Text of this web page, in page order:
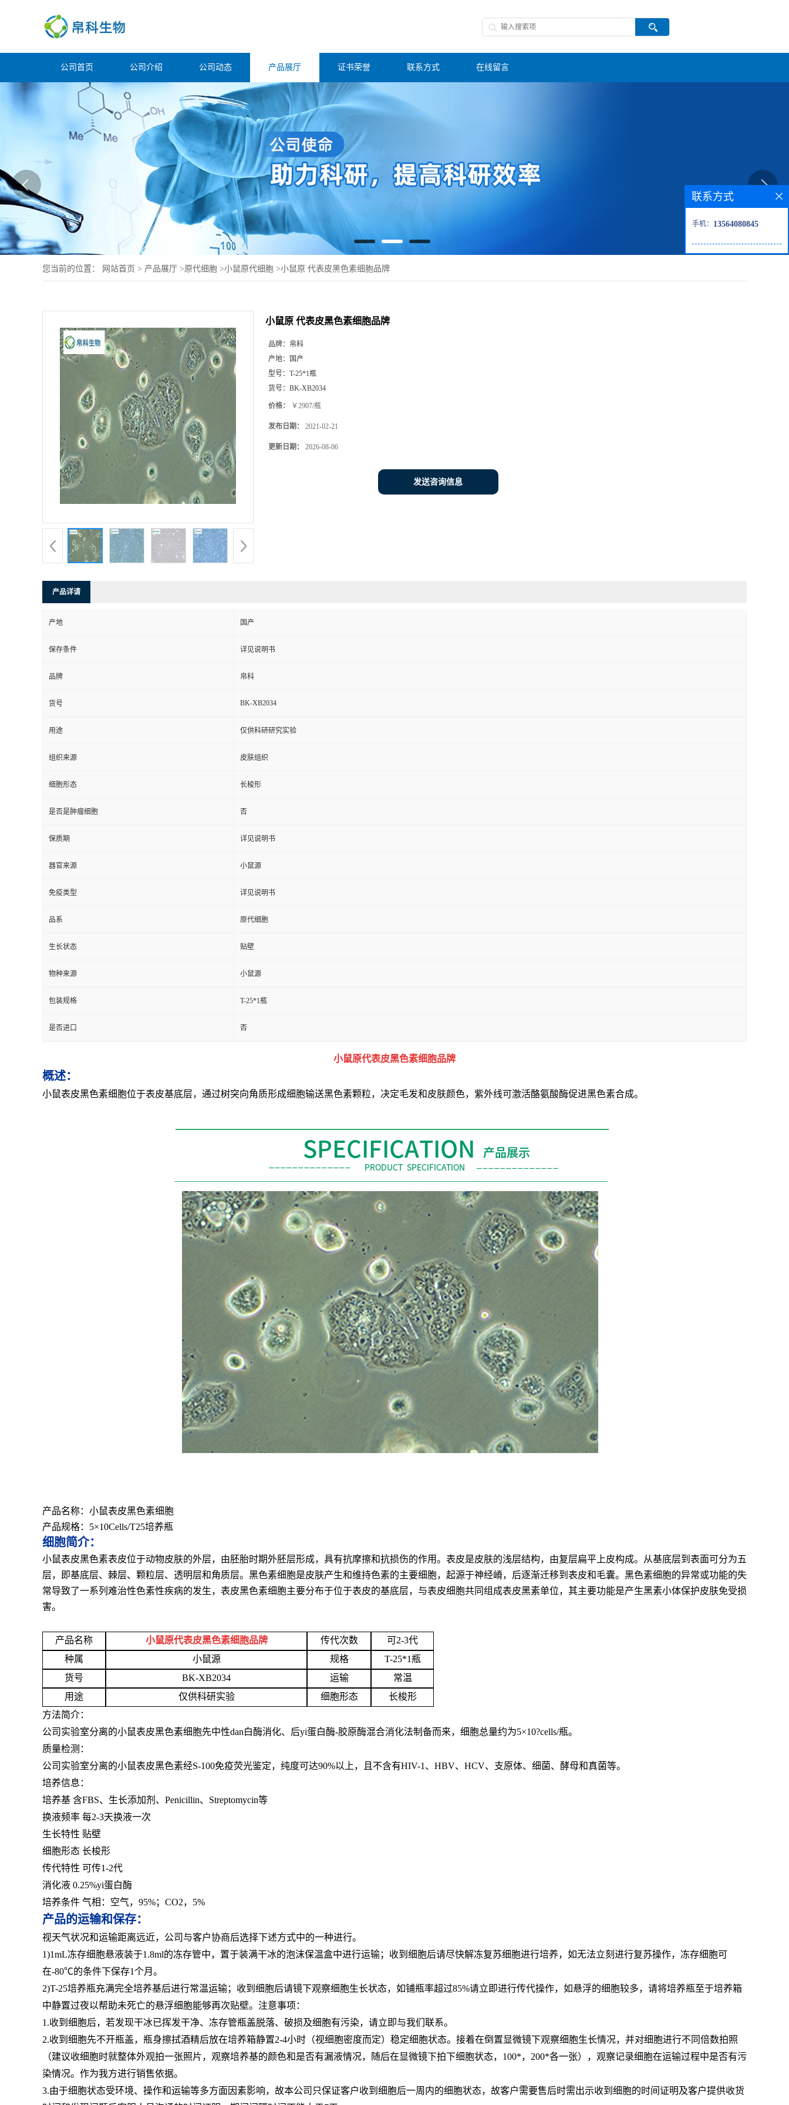
公司首页 公司介绍 公司动态 产品展厅 证书荣誉 联系方式 在线留言
您当前的位置： 网站首页 > 产品展厅 >原代细胞 >小鼠原代细胞 >小鼠原 代表皮黑色素细胞品牌
小鼠原 代表皮黑色素细胞品牌
品牌： 帛科
产地：
国产
型号： T-25*1瓶
货号： BK-XB2034
价格： ￥2907/瓶
发布日期： 2021-02-21
更新日期： 2026-08-06
发送咨询信息
产品详请
产地 国产
保存条件 详见说明书
品牌 帛科
货号 BK-XB2034
用途 仅供科研研究实验
组织来源 皮肤组织
细胞形态 长梭形
是否是肿瘤细胞 否
保质期 详见说明书
器官来源 小鼠源
免疫类型 详见说明书
品系 原代细胞
生长状态 贴壁
物种来源 小鼠源
包装规格 T-25*1瓶
是否进口 否
小鼠原代表皮黑色素细胞品牌
概述：
小鼠表皮黑色素细胞位于表皮基底层，通过树突向角质形成细胞输送黑色素颗粒，决定毛发和皮肤颜色，紫外线可激活酪氨酸酶促进黑色素合成。
产品名称：小鼠表皮黑色素细胞
产品规格：5×10Cells/T25培养瓶
细胞简介：
小鼠表皮黑色素表皮位于动物皮肤的外层，由胚胎时期外胚层形成，具有抗摩擦和抗损伤的作用。表皮是皮肤的浅层结构，由复层扁平上皮构成。从基底层到表面可分为五
层，即基底层、棘层、颗粒层、透明层和角质层。黑色素细胞是皮肤产生和维持色素的主要细胞，起源于神经嵴，后逐渐迁移到表皮和毛囊。黑色素细胞的异常或功能的失
常导致了一系列难治性色素性疾病的发生，表皮黑色素细胞主要分布于位于表皮的基底层，与表皮细胞共同组成表皮黑素单位，其主要功能是产生黑素小体保护皮肤免受损
害。
产品名称 小鼠原代表皮黑色素细胞品牌 传代次数
可2-3代
种属
小鼠源 规格
T-25*1瓶
货号
BK-XB2034 运输
常温
用途
仅供科研实验 细胞形态
长梭形
方法简介：
公司实验室分离的小鼠表皮黑色素细胞先中性dan白酶消化、后yi蛋白酶-胶原酶混合消化法制备而来，细胞总量约为5×10?cells/瓶。
质量检测：
公司实验室分离的小鼠表皮黑色素经S-100免疫荧光鉴定，纯度可达90%以上，且不含有HIV-1、HBV、HCV、支原体、细菌、酵母和真菌等。
培养信息：
培养基 含FBS、生长添加剂、Penicillin、Streptomycin等
换液频率 每2-3天换液一次
生长特性 贴壁
细胞形态 长梭形
传代特性 可传1-2代
消化液 0.25%yi蛋白酶
培养条件 气相：空气，95%；CO2，5%
产品的运输和保存：
视天气状况和运输距离远近，公司与客户协商后选择下述方式中的一种进行。
1)1mL冻存细胞悬液装于1.8ml的冻存管中，置于装满干冰的泡沫保温盒中进行运输；收到细胞后请尽快解冻复苏细胞进行培养，如无法立刻进行复苏操作，冻存细胞可
在-80℃的条件下保存1个月。
2)T-25培养瓶充满完全培养基后进行常温运输；收到细胞后请镜下观察细胞生长状态，如铺瓶率超过85%请立即进行传代操作，如悬浮的细胞较多，请将培养瓶至于培养箱
中静置过夜以帮助未死亡的悬浮细胞能够再次贴壁。注意事项：
1.收到细胞后，若发现干冰已挥发干净、冻存管瓶盖脱落、破损及细胞有污染，请立即与我们联系。
2.收到细胞先不开瓶盖，瓶身擦拭酒精后放在培养箱静置2-4小时（视细胞密度而定）稳定细胞状态。接着在倒置显微镜下观察细胞生长情况，并对细胞进行不同倍数拍照
（建议收细胞时就整体外观拍一张照片，观察培养基的颜色和是否有漏液情况，随后在显微镜下拍下细胞状态，100*，200*各一张），观察记录细胞在运输过程中是否有污
染情况。作为我方进行销售依据。
3.由于细胞状态受环境、操作和运输等多方面因素影响，故本公司只保证客户收到细胞后一周内的细胞状态，故客户需要售后时需出示收到细胞的时间证明及客户提供收货
联系方式
手机： 13564080845